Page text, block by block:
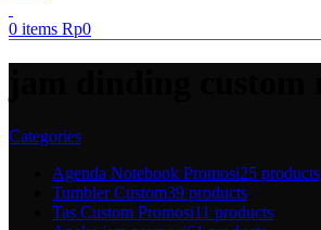
0 items Rp0
Categories
Agenda Notebook Promosi25 products
Tumbler Custom39 products
Tas Custom Promosi11 products